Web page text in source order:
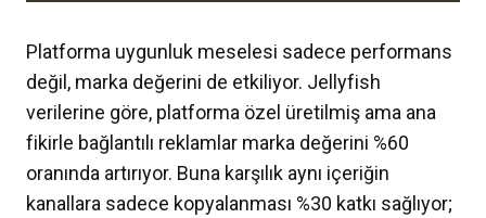
Platforma uygunluk meselesi sadece performans
değil, marka değerini de etkiliyor. Jellyfish
verilerine göre, platforma özel üretilmiş ama ana
fikirle bağlantılı reklamlar marka değerini %60
oranında artırıyor. Buna karşılık aynı içeriğin
kanallara sadece kopyalanması %30 katkı sağlıyor;